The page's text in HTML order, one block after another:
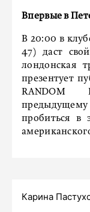
Впервые в
В 20:00 в
47) даст
лондонская
презентует
RANDOM
пробиться в
Карина